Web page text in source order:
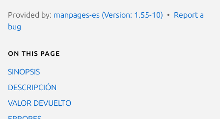
Provided by: manpages-es (Version: 1.55-10)
Report a
bug
On this page
SINOPSIS
DESCRIPCIÓN
VALOR DEVUELTO